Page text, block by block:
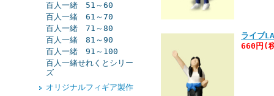
百人一緒 51～60
百人一緒 61～70
百人一緒 71～80
百人一緒 81～90
百人一緒 91～100
百人一緒せれくとシリー
ズ
オリジナルフィギア製作
ライブ
660円(